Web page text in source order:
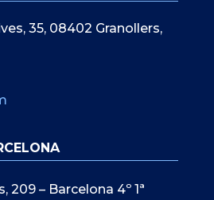
35, 08402 Granollers,
209 – Barcelona 4º 1ª